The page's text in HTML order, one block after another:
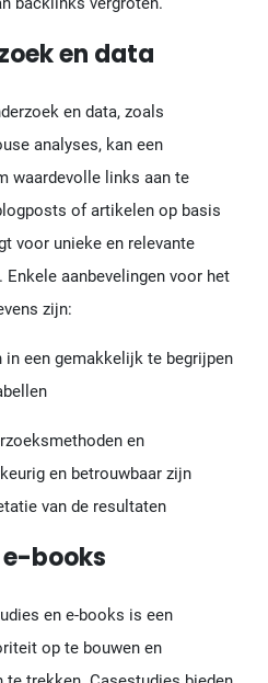
en data
en data, zoals
analyses, kan een
waardevolle links aan te
of artikelen op basis
voor unieke en relevante
aanbevelingen voor het
zijn:
in een gemakkelijk te begrijpen
en
en betrouwbaar zijn
van de resultaten
books
en e-books is een
op te bouwen en